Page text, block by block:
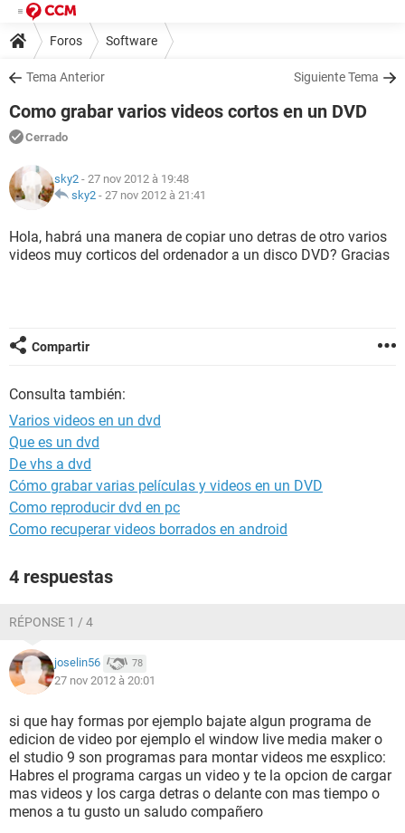
Foros Software
Tema Anterior Siguiente Tema
Como grabar varios videos cortos en un DVD
Cerrado
sky2 - 27 nov 2012 à 19:48
sky2 - 27 nov 2012 à 21:41
Hola, habrá una manera de copiar uno detras de otro varios
videos muy corticos del ordenador a un disco DVD? Gracias
Compartir
Consulta también:
Varios videos en un dvd
Que es un dvd
De vhs a dvd
Cómo grabar varias películas y videos en un DVD
Como reproducir dvd en pc
Como recuperar videos borrados en android
4 respuestas
RÉPONSE 1 / 4
joselin56 78
27 nov 2012 à 20:01
si que hay formas por ejemplo bajate algun programa de
edicion de video por ejemplo el window live media maker o
el studio 9 son programas para montar videos me esxplico:
Habres el programa cargas un video y te la opcion de cargar
mas videos y los carga detras o delante con mas tiempo o
menos a tu gusto un saludo compañero